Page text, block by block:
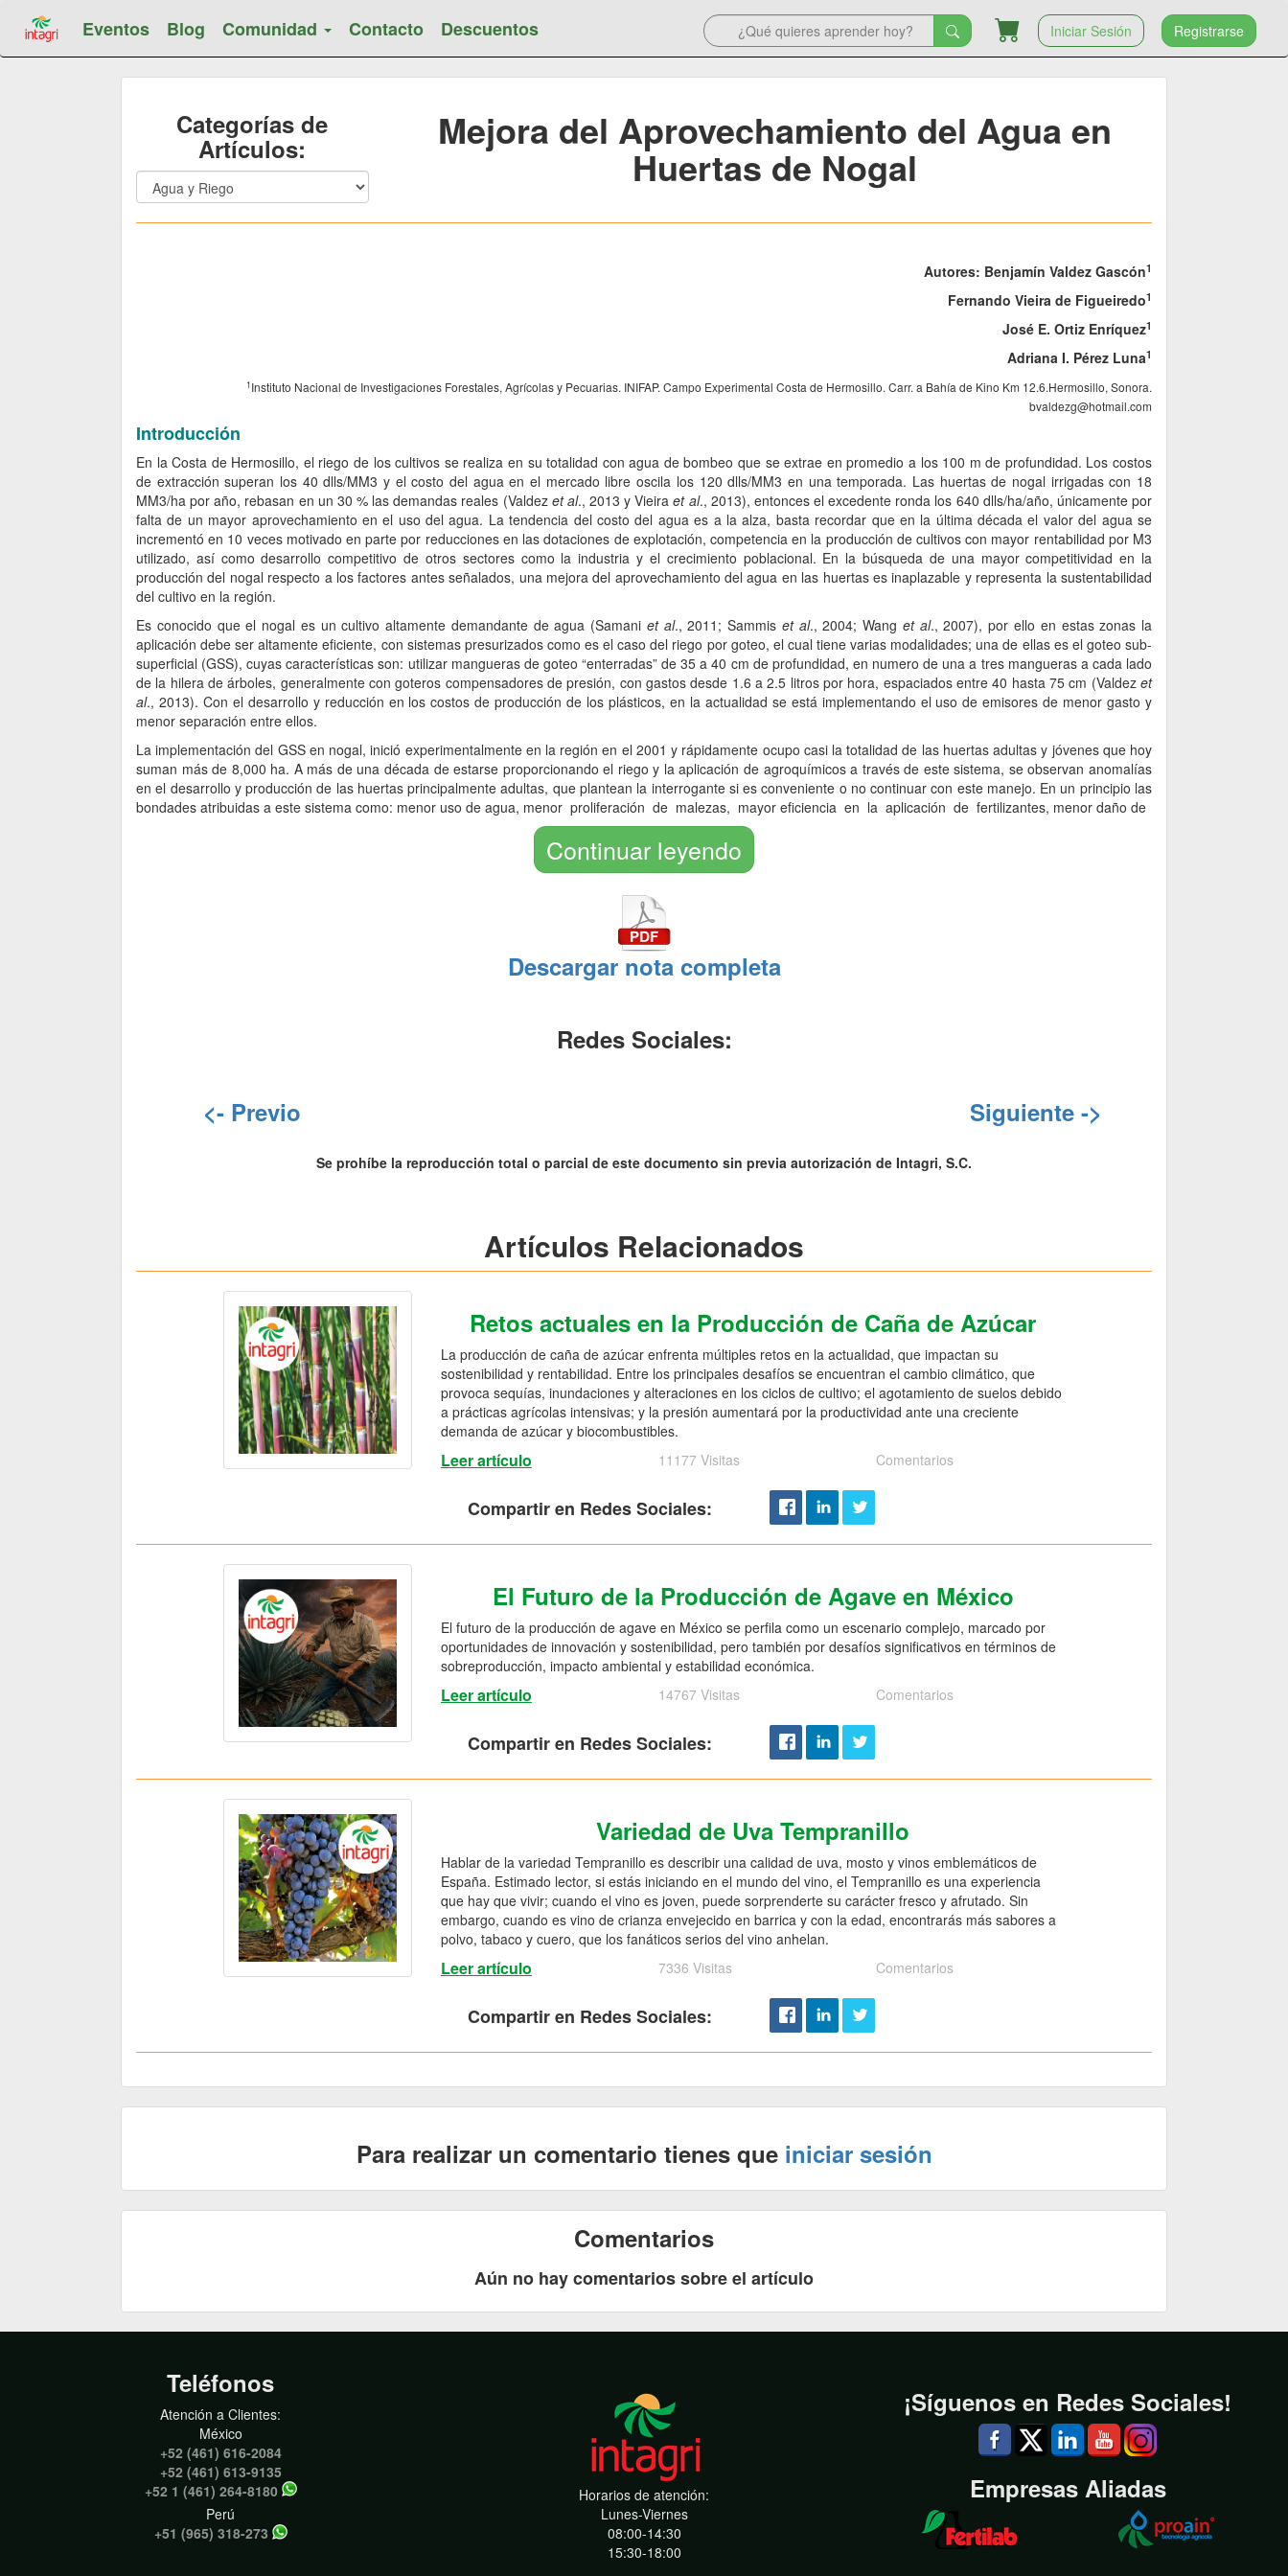
Eventos Blog Comunidad Contacto Descuentos Iniciar Sesión Registrarse
Categorías de
Artículos: Mejora del Aprovechamiento del Agua en
Huertas de Nogal
Autores: Benjamín Valdez Gascón1
Fernando Vieira de Figueiredo1
José E. Ortiz Enríquez1
Adriana I. Pérez Luna1
1 Instituto Nacional de Investigaciones Forestales, Agrícolas y Pecuarias. INIFAP. Campo Experimental Costa de Hermosillo. Carr. a Bahía de Kino Km 12.6.Hermosillo, Sonora.
bvaldezg@hotmail.com
Introducción
En la Costa de Hermosillo, el riego de los cultivos se realiza en su totalidad con agua de bombeo que se extrae en promedio a los 100 m de profundidad. Los costos
de extracción superan los 40 dlls/MM3 y el costo del agua en el mercado libre oscila los 120 dlls/MM3 en una temporada. Las huertas de nogal irrigadas con 18
MM3/ha por año, rebasan en un 30 % las demandas reales (Valdez et al., 2013 y Vieiraet al., 2013), entonces el excedente ronda los 640 dlls/ha/año, únicamente por
falta de un mayor aprovechamiento en el uso del agua. La tendencia del costo del agua es a la alza, basta recordar que en la última década el valor del agua se
incrementó en 10 veces motivado en parte por reducciones en las dotaciones de explotación, competencia en la producción de cultivos con mayor rentabilidad por M3
utilizado, así como desarrollo competitivo de otros sectores como la industria y el crecimiento poblacional. En la búsqueda de una mayor competitividad en la
producción del nogal respecto a los factores antes señalados, una mejora del aprovechamiento del agua en las huertas es inaplazable y representa la sustentabilidad
del cultivo en la región.
Es conocido que el nogal es un cultivo altamente demandante de agua (Samani et al., 2011; Sammis et al., 2004; Wang et al., 2007), por ello en estas zonas la
aplicación debe ser altamente eficiente, con sistemas presurizados como es el caso del riego por goteo, el cual tiene varias modalidades; una de ellas es el goteo sub-
superficial (GSS), cuyas características son: utilizar mangueras de goteo “enterradas” de 35 a 40 cm de profundidad, en numero de una a tres mangueras a cada lado
de la hilera de árboles, generalmente con goteros compensadores de presión, con gastos desde 1.6 a 2.5 litros por hora, espaciados entre 40 hasta 75 cm (Valdez et
al., 2013). Con el desarrollo y reducción en los costos de producción de los plásticos, en la actualidad se está implementando el uso de emisores de menor gasto y
menor separación entre ellos.
La implementación del GSS en nogal, inició experimentalmente en la región en el 2001 y rápidamente ocupo casi la totalidad de las huertas adultas y jóvenes que hoy
suman más de 8,000 ha. A más de una década de estarse proporcionando el riego y la aplicación de agroquímicos a través de este sistema, se observan anomalías
en el desarrollo y producción de las huertas principalmente adultas, que plantean la interrogante si es conveniente o no continuar con este manejo. En un principio las
bondades atribuidas a este sistema como: menor uso de agua, menor proliferación de malezas, mayor eficiencia en la aplicación de fertilizantes, menor daño de
Continuar leyendo
Descargar nota completa
Redes Sociales:
<- Previo Siguiente ->
Se prohíbe la reproducción total o parcial de este documento sin previa autorización de Intagri, S.C.
Artículos Relacionados
Retos actuales en la Producción de Caña de Azúcar
La producción de caña de azúcar enfrenta múltiples retos en la actualidad, que impactan su
sostenibilidad y rentabilidad. Entre los principales desafíos se encuentran el cambio climático, que
provoca sequías, inundaciones y alteraciones en los ciclos de cultivo; el agotamiento de suelos debido
a prácticas agrícolas intensivas; y la presión aumentará por la productividad ante una creciente
demanda de azúcar y biocombustibles.
Leer artículo 11177 Visitas Comentarios
Compartir en Redes Sociales:
El Futuro de la Producción de Agave en México
El futuro de la producción de agave en México se perfila como un escenario complejo, marcado por
oportunidades de innovación y sostenibilidad, pero también por desafíos significativos en términos de
sobreproducción, impacto ambiental y estabilidad económica.
Leer artículo 14767 Visitas Comentarios
Compartir en Redes Sociales:
Variedad de Uva Tempranillo
Hablar de la variedad Tempranillo es describir una calidad de uva, mosto y vinos emblemáticos de
España. Estimado lector, si estás iniciando en el mundo del vino, el Tempranillo es una experiencia
que hay que vivir; cuando el vino es joven, puede sorprenderte su carácter fresco y afrutado. Sin
embargo, cuando es vino de crianza envejecido en barrica y con la edad, encontrarás más sabores a
polvo, tabaco y cuero, que los fanáticos serios del vino anhelan.
Leer artículo 7336 Visitas Comentarios
Compartir en Redes Sociales:
Para realizar un comentario tienes que iniciar sesión
Comentarios
Aún no hay comentarios sobre el artículo
Teléfonos
Atención a Clientes:
México
+52 (461) 616-2084
+52 (461) 613-9135
+52 1 (461) 264-8180
Perú
+51 (965) 318-273
Horarios de atención:
Lunes-Viernes
08:00-14:30
15:30-18:00
¡Síguenos en Redes Sociales!
Empresas Aliadas